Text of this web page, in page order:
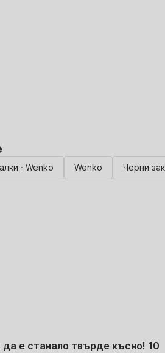
· Wenko Wenko Черни
е станало твърде късно! 10